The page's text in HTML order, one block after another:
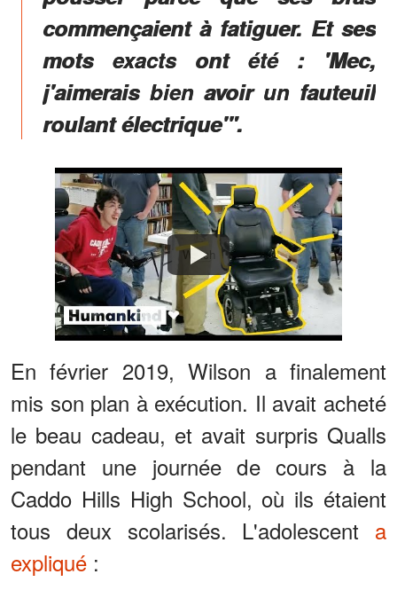
commençaient à fatiguer. Et ses
mots exacts ont été : 'Mec,
j'aimerais bien avoir un fauteuil
roulant électrique'".
Watch
En février 2019, Wilson a finalement
mis son plan à exécution. Il avait acheté
le beau cadeau, et avait surpris Qualls
pendant une journée de cours à la
Caddo Hills High School, où ils étaient
tous deux scolarisés. L'adolescent a
expliqué :